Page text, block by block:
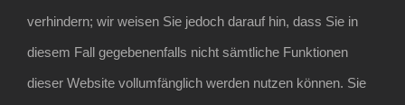
verhindern; wir weisen Sie jedoch darauf hin, dass Sie in
diesem Fall gegebenenfalls nicht sämtliche Funktionen
dieser Website vollumfänglich werden nutzen können. Sie